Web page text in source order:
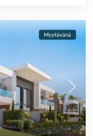
Myytävänä